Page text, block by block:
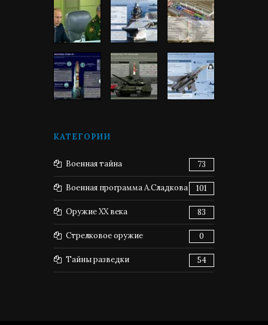
КАТЕГОРИИ
Военная тайна 73
Военная программа А.Сладкова 101
Оружие XX века 83
Стрелковое оружие 0
Тайны разведки 54